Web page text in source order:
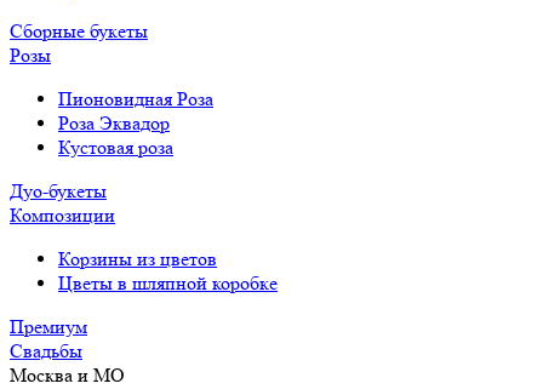
Сборные букеты
Розы
Пионовидная Роза
Роза Эквадор
Кустовая роза
Дуо-букеты
Композиции
Корзины из цветов
Цветы в шляпной коробке
Премиум
Свадьбы
Москва и МО